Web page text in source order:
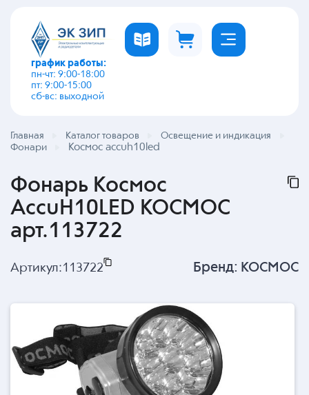
график работы:
пн-чт: 9:00-18:00
пт: 9:00-15:00
сб-вс: выходной
Главная Каталог товаров
Освещение и индикация
Фонари
Космос accuh10led
Фонарь Космос
AccuH10LED КОСМОС
арт.113722
Артикул:113722 Бренд: КОСМОС